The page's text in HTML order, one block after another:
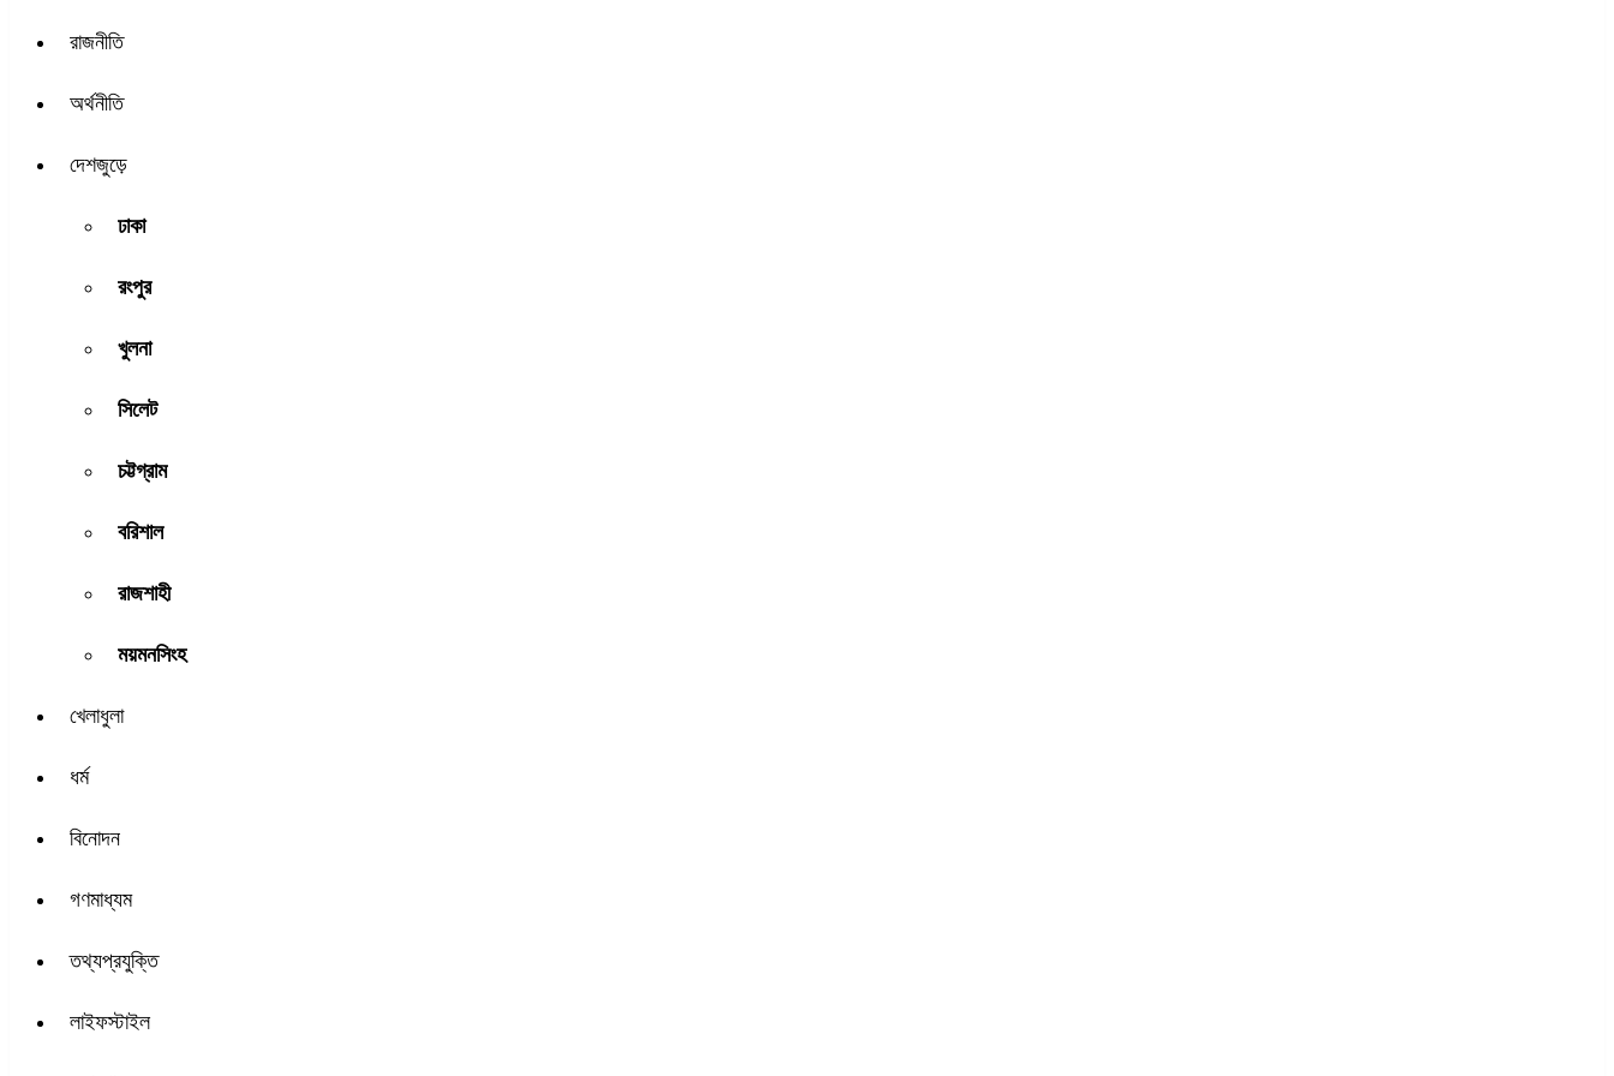
রাজনীতি
অর্থনীতি
দেশজুড়ে
ঢাকা
রংপুর
খুলনা
সিলেট
চট্টগ্রাম
বরিশাল
রাজশাহী
ময়মনসিংহ
খেলাধুলা
ধর্ম
বিনোদন
গণমাধ্যম
তথ্যপ্রযুক্তি
লাইফস্টাইল